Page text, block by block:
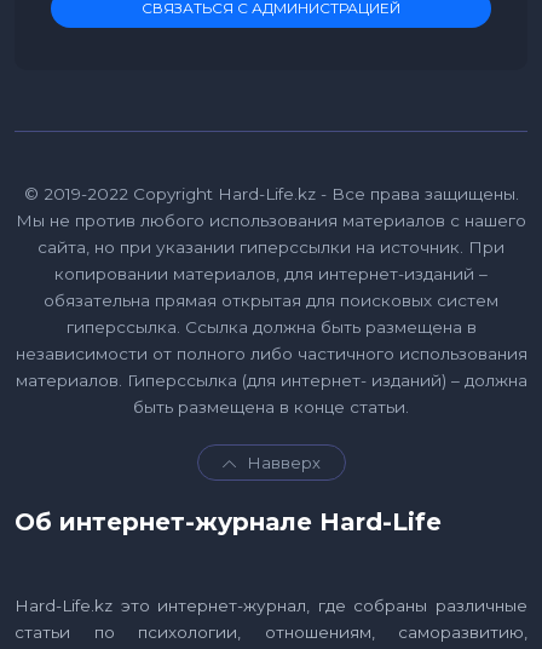
СВЯЗАТЬСЯ С АДМИНИСТРАЦИЕЙ
© 2019-2022 Copyright Hard-Life.kz - Все права защищены.
Мы не против любого использования материалов с нашего
сайта, но при указании гиперссылки на источник. При
копировании материалов, для интернет-изданий –
обязательна прямая открытая для поисковых систем
гиперссылка. Ссылка должна быть размещена в
независимости от полного либо частичного использования
материалов. Гиперссылка (для интернет- изданий) – должна
быть размещена в конце статьи.
Навверх
Об интернет-журнале Hard-Life
Hard-Life.kz это интернет-журнал, где собраны различные
статьи по психологии, отношениям, саморазвитию,